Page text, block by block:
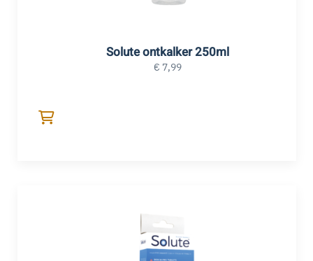
Solute ontkalker 250ml
€ 7,99